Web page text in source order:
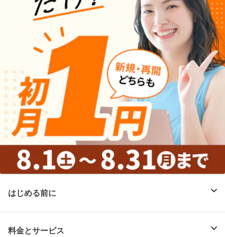
はじめる前に
料金とサービス